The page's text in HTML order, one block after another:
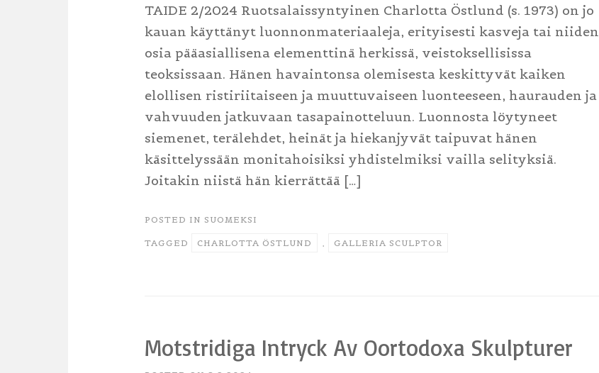
TAIDE 2/2024 Ruotsalaissyntyinen Charlotta Östlund (s. 1973) on jo
kauan käyttänyt luonnonmateriaaleja, erityisesti kasveja tai niiden
osia pääasiallisena elementtinä herkissä, veistoksellisissa
teoksissaan. Hänen havaintonsa olemisesta keskittyvät kaiken
elollisen ristiriitaiseen ja muuttuvaiseen luonteeseen, haurauden ja
vahvuuden jatkuvaan tasapainotteluun. Luonnosta löytyneet
siemenet, terälehdet, heinät ja hiekanjyvät taipuvat hänen
käsittelyssään monitahoisiksi yhdistelmiksi vailla selityksiä.
Joitakin niistä hän kierrättää […]
POSTED IN SUOMEKSI
TAGGED CHARLOTTA ÖSTLUND , GALLERIA SCULPTOR
Motstridiga Intryck Av Oortodoxa Skulpturer